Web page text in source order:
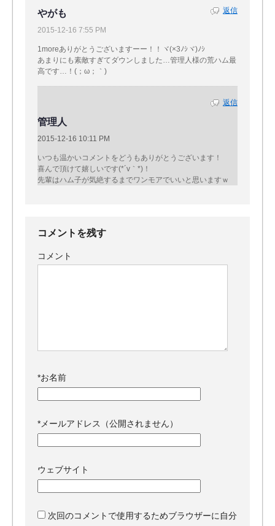
やがも
2015-12-16 7:55 PM
1moreありがとうございますーー！！ヾ(×3ﾉｼヾ)ﾉｼ
あまりにも素敵すぎてダウンしました…管理人様の荒ハム最
高です…！(；ω；｀)
返信
管理人
2015-12-16 10:11 PM
いつも温かいコメントをどうもありがとうございます！
喜んで頂けて嬉しいです(*´v｀*)！
先輩はハム子が気絶するまでワンモアでいいと思いますｗ
返信
コメントを残す
コメント
*お名前
* メールアドレス（公開されません）
ウェブサイト
次回のコメントで使用するためブラウザーに自分